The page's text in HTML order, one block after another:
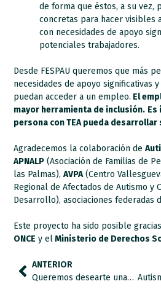
de forma que éstos, a su vez,
concretas para hacer visibles
con necesidades de apoyo
potenciales trabajadores.
Desde FESPAU queremos que más
necesidades de apoyo significativas
puedan acceder a un empleo. El
mayor herramienta de inclusión. Es
persona con TEA pueda
Agradecemos la colaboración de
APNALP (Asociación de Familias de
las Palmas),AVPA(Centro
Regional de Afectados de Autismo y
Desarrollo), asociaciones federadas
Este proyecto ha sido posible
ONCE y elMinisterio de Derechos
ANTERIOR
Queremos desearte unas felices fiestas: Por un año lleno de buenos valores.